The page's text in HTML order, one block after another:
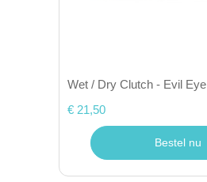
Wet / Dry Clutch - Evil Eye
€ 21,50
Bestel nu